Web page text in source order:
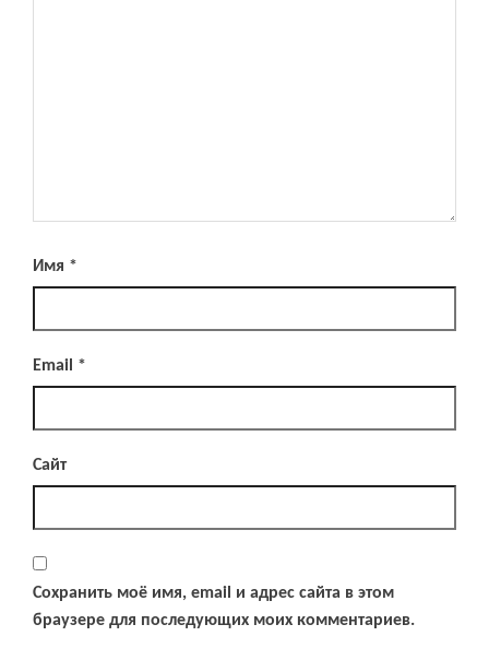
Имя *
Email *
Сайт
Сохранить моё имя, email и адрес сайта в этом
браузере для последующих моих комментариев.